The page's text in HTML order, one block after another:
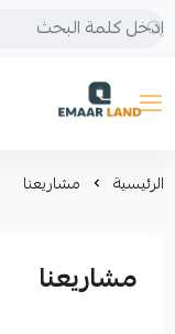
إعمار لاند
الرئيسية مشاريعنا
مشاريعنا